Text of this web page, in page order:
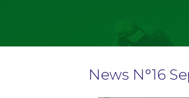
News N°16